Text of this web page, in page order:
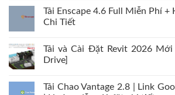
Tải Enscape 4.6 Full Miễn Phí
Chi Tiết
Tải và Cài Đặt Revit 2026
Drive]
Tải Chao Vantage 2.8 | Link